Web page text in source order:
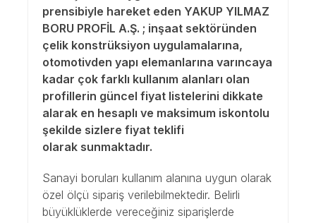
prensibiyle hareket eden YAKUP YILMAZ
BORU PROFİL A.Ş. ; inşaat sektöründen
çelik konstrüksiyon uygulamalarına,
otomotivden yapı elemanlarına varıncaya
kadar çok farklı kullanım alanları olan
profillerin güncel fiyat listelerini dikkate
alarak en hesaplı ve maksimum iskontolu
şekilde sizlere fiyat teklifi
olarak sunmaktadır.
Sanayi boruları kullanım alanına uygun olarak
özel ölçü sipariş verilebilmektedir. Belirli
büyüklüklerde vereceğiniz siparişlerde